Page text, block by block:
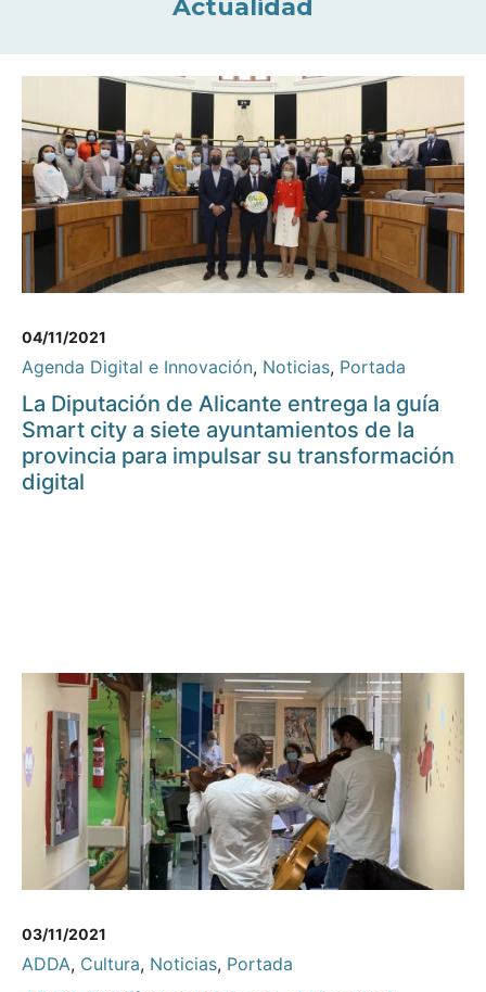
Actualidad
04/11/2021
Agenda Digital e Innovación, Noticias, Portada
La Diputación de Alicante entrega la guía
Smart city a siete ayuntamientos de la
provincia para impulsar su transformación
digital
03/11/2021
ADDA, Cultura, Noticias, Portada